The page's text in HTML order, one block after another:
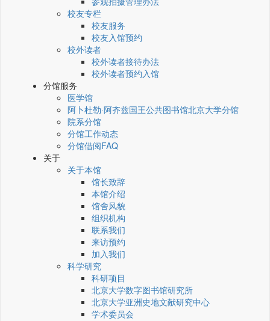
校友专栏
校友服务
校友入馆预约
校外读者
校外读者接待办法
校外读者预约入馆
分馆服务
医学馆
阿卜杜勒·阿齐兹国王公共图书馆北京大学分馆
院系分馆
分馆工作动态
分馆借阅FAQ
关于
关于本馆
馆长致辞
本馆介绍
馆舍风貌
组织机构
联系我们
来访预约
加入我们
科学研究
科研项目
北京大学数字图书馆研究所
北京大学亚洲史地文献研究中心
学术委员会